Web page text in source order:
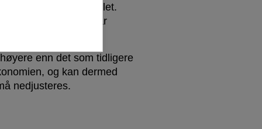
det finansielle måltallet.
Dette nedsalget har
enn det som tidligere
og kan dermed
nedjusteres.